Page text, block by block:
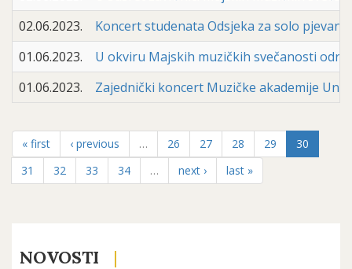
02.06.2023.
Koncert studenata Odsjeka za solo
01.06.2023.
U okviru Majskih muzičkih svečanosti
01.06.2023.
Zajednički koncert Muzičke akademije
« first ‹ previous … 26 27 28 29
30
31
32 33 34 … next › last »
NOVOSTI